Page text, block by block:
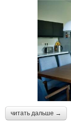
читать дальше →